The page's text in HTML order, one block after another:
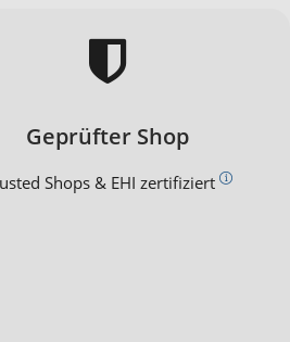
Geprüfter Shop
Shops & EHI zertifiziert